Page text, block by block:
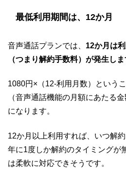
最低利用期間は、12か月
音声通話プランでは、 12か月は
（つまり解約手数料）が発生しま
1080円×（12-利用月数）という
（音声通話機能の月額にあたる
になります。
12か月以上利用すれば、いつ解
年に1度しか解約のタイミングが
は柔軟に対応できそうです。